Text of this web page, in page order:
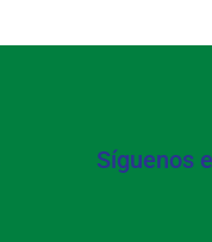
Síguenos